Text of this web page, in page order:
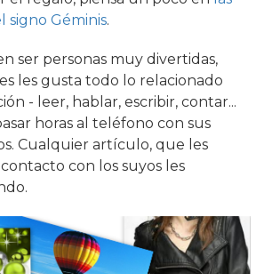
signo Géminis.
ser personas muy divertidas,
les gusta todo lo relacionado
- leer, hablar, escribir, contar...
horas al teléfono con sus
Cualquier artículo, que les
con los suyos les